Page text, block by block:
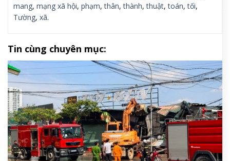
mang, mạng xã hội, phạm,thân,thành,thuật,toán,tối,
Tường, xã.
Tin cùng chuyên mục: